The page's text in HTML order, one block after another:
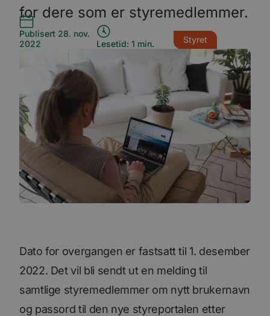
for dere som er styremedlemmer.
Publisert 28. nov.
2022
Lesetid: 1 min. Styret
Dato for overgangen er fastsatt til 1. desember
2022. Det vil bli sendt ut en melding til
samtlige styremedlemmer om nytt brukernavn
og passord til den nye styreportalen etter